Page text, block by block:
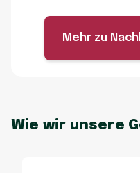
Mehr zu
Wie wir unsere